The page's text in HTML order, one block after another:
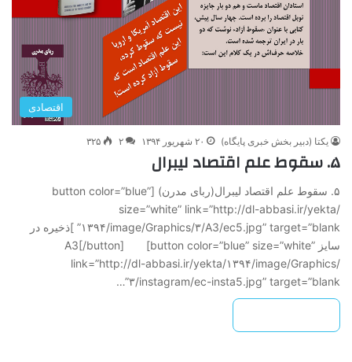
اقتصادی
یکتا (دبیر بخش خبری پایگاه) ۲۰ شهریور ۱۳۹۴ ۲ ۳۲۵
۵. سقوط علم اقتصاد لیبرال
۵. سقوط علم اقتصاد لیبرال(ربای مدرن) [button color=”blue”
size=”white” link=”http://dl-abbasi.ir/yekta/
۱۳۹۴/image/Graphics/۳/A3/ec5.jpg” target=”blank” ]ذخیره در
سایز A3[/button] [button color=”blue” size=”white”
link=”http://dl-abbasi.ir/yekta/۱۳۹۴/image/Graphics/
۳/instagram/ec-insta5.jpg” target=”blank”…